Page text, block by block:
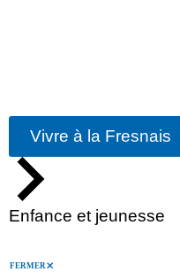
Vivre à la Fresnais
Enfance et jeunesse
FERMER